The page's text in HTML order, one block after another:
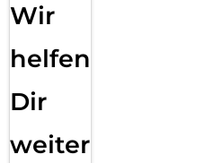
Wir
helfen
Dir
weiter